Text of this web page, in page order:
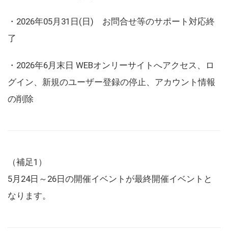
・2026年05月31日(日) お問合せ等のサポート対応終
了
・2026年6月末日 WEBオンリーサイトへアクセス、ロ
グイン、新規のユーザー登録の停止、アカウント情報
の削除
（補足1）
5月24日～26日の開催イベントが最終開催イベントと
なります。